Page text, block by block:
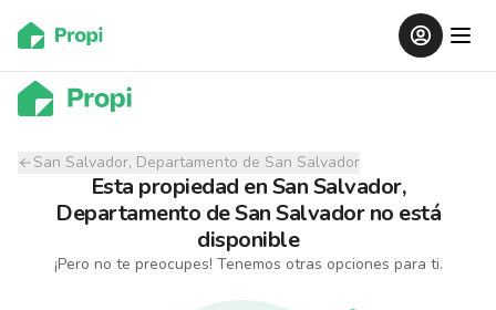
San Salvador, Departamento de San Salvador
Esta propiedad enSan Salvador,
Departamento de San Salvador no está
disponible
¡Pero no te preocupes! Tenemos otras opciones para ti.